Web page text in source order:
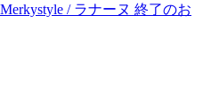
/ ラナーヌ 終了のお